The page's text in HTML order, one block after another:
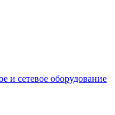
и сетевое оборудование